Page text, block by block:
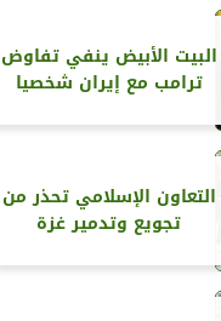
البيت الأبيض ينفي تفاوض
ترامب مع إيران شخصيا
التعاون الإسلامي تحذر من
تجويع وتدمير غزة